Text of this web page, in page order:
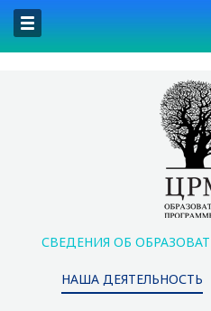
СВЕДЕНИЯ ОБ
НАША ДЕЯТЕЛЬНОСТЬ